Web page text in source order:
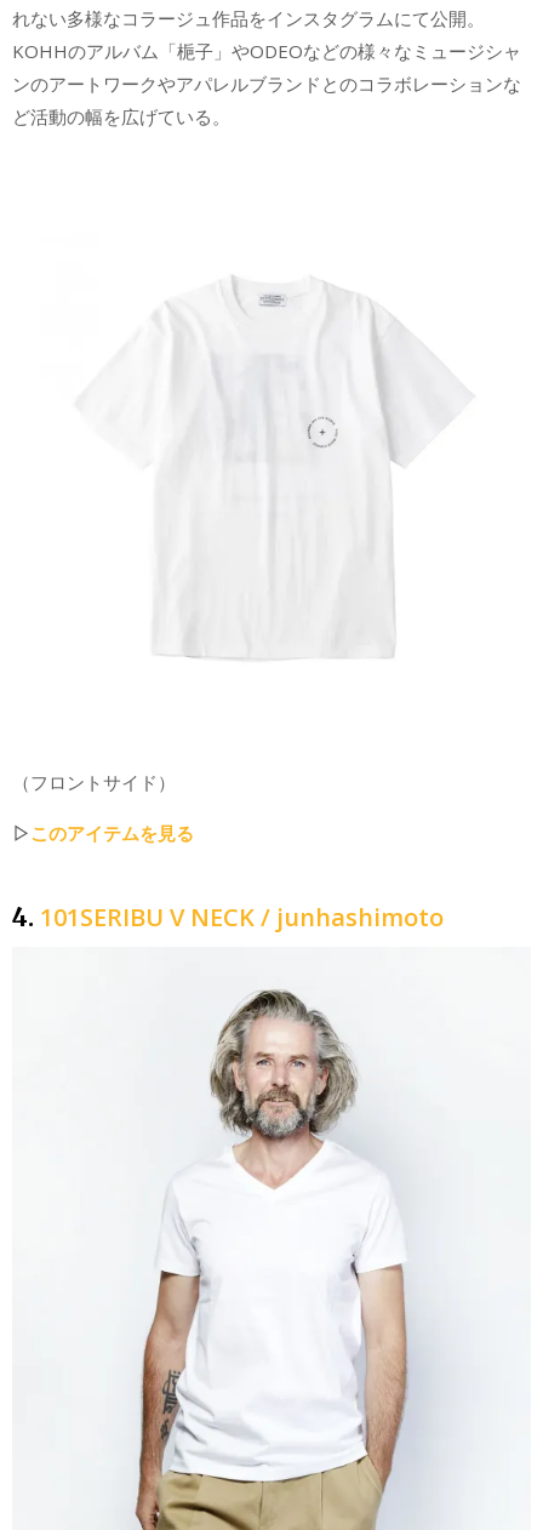
れない多様なコラージュ作品をインスタグラムにて公開。
KOHHのアルバム「梔子」やODEOなどの様々なミュージシャ
ンのアートワークやアパレルブランドとのコラボレーションな
ど活動の幅を広げている。
（フロントサイド）
▷このアイテムを見る
4. 101SERIBU V NECK / junhashimoto